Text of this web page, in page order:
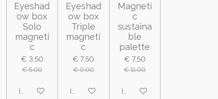
Eyeshad
ow box
Solo
magneti
c
€ 3,50
€ 5,00
In winkelwagen
Eyeshad
ow box
Triple
magneti
c
€ 7,50
€ 9,00
In winkelwagen
Magneti
c
sustaina
ble
palette
€ 7,50
€ 11,00
In winkelwagen